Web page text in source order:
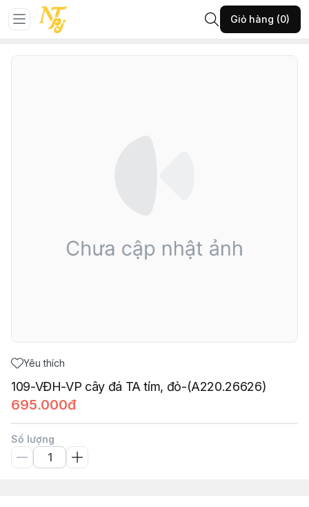
Giỏ hàng (0)
Trang chủ
Vật phẩm phong thủy khác
109-VĐH-VP cây đá TA tím, đỏ-(A220.26626)
Yêu thích
109-VĐH-VP cây đá TA tím, đỏ-(A220.26626)
695.000đ
Số lượng